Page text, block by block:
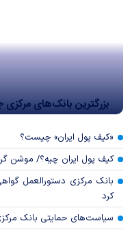
بزرگترین بانک‌های مرکزی
«کیف پول ایران» چیست؟
کیف پول ایران چیه؟/ موشن
بانک مرکزی دستورالعمل
کرد
سیاست‌های حمایتی بانک مرکزی